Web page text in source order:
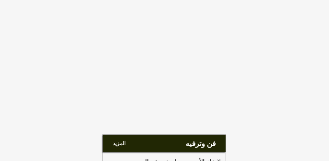
لتجديد الإشتراك بالكيبل الضوئي مراعاةً
لحالات تأخر الرواتب
فن وترفيه المزيد